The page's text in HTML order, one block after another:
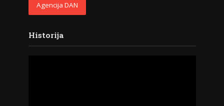
Agencija DAN
Historija